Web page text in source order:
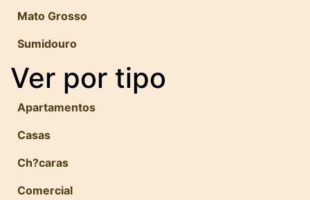
Mato Grosso
Sumidouro
Ver por tipo
Apartamentos
Casas
Ch?caras
Comercial